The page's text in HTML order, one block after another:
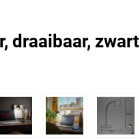
draaibaar, zwart